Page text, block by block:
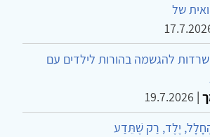
של
להגשמה בהורות לילדים עם
|
19.7.2026
יֶלֶד, רַק שֶׁתֵּדַע